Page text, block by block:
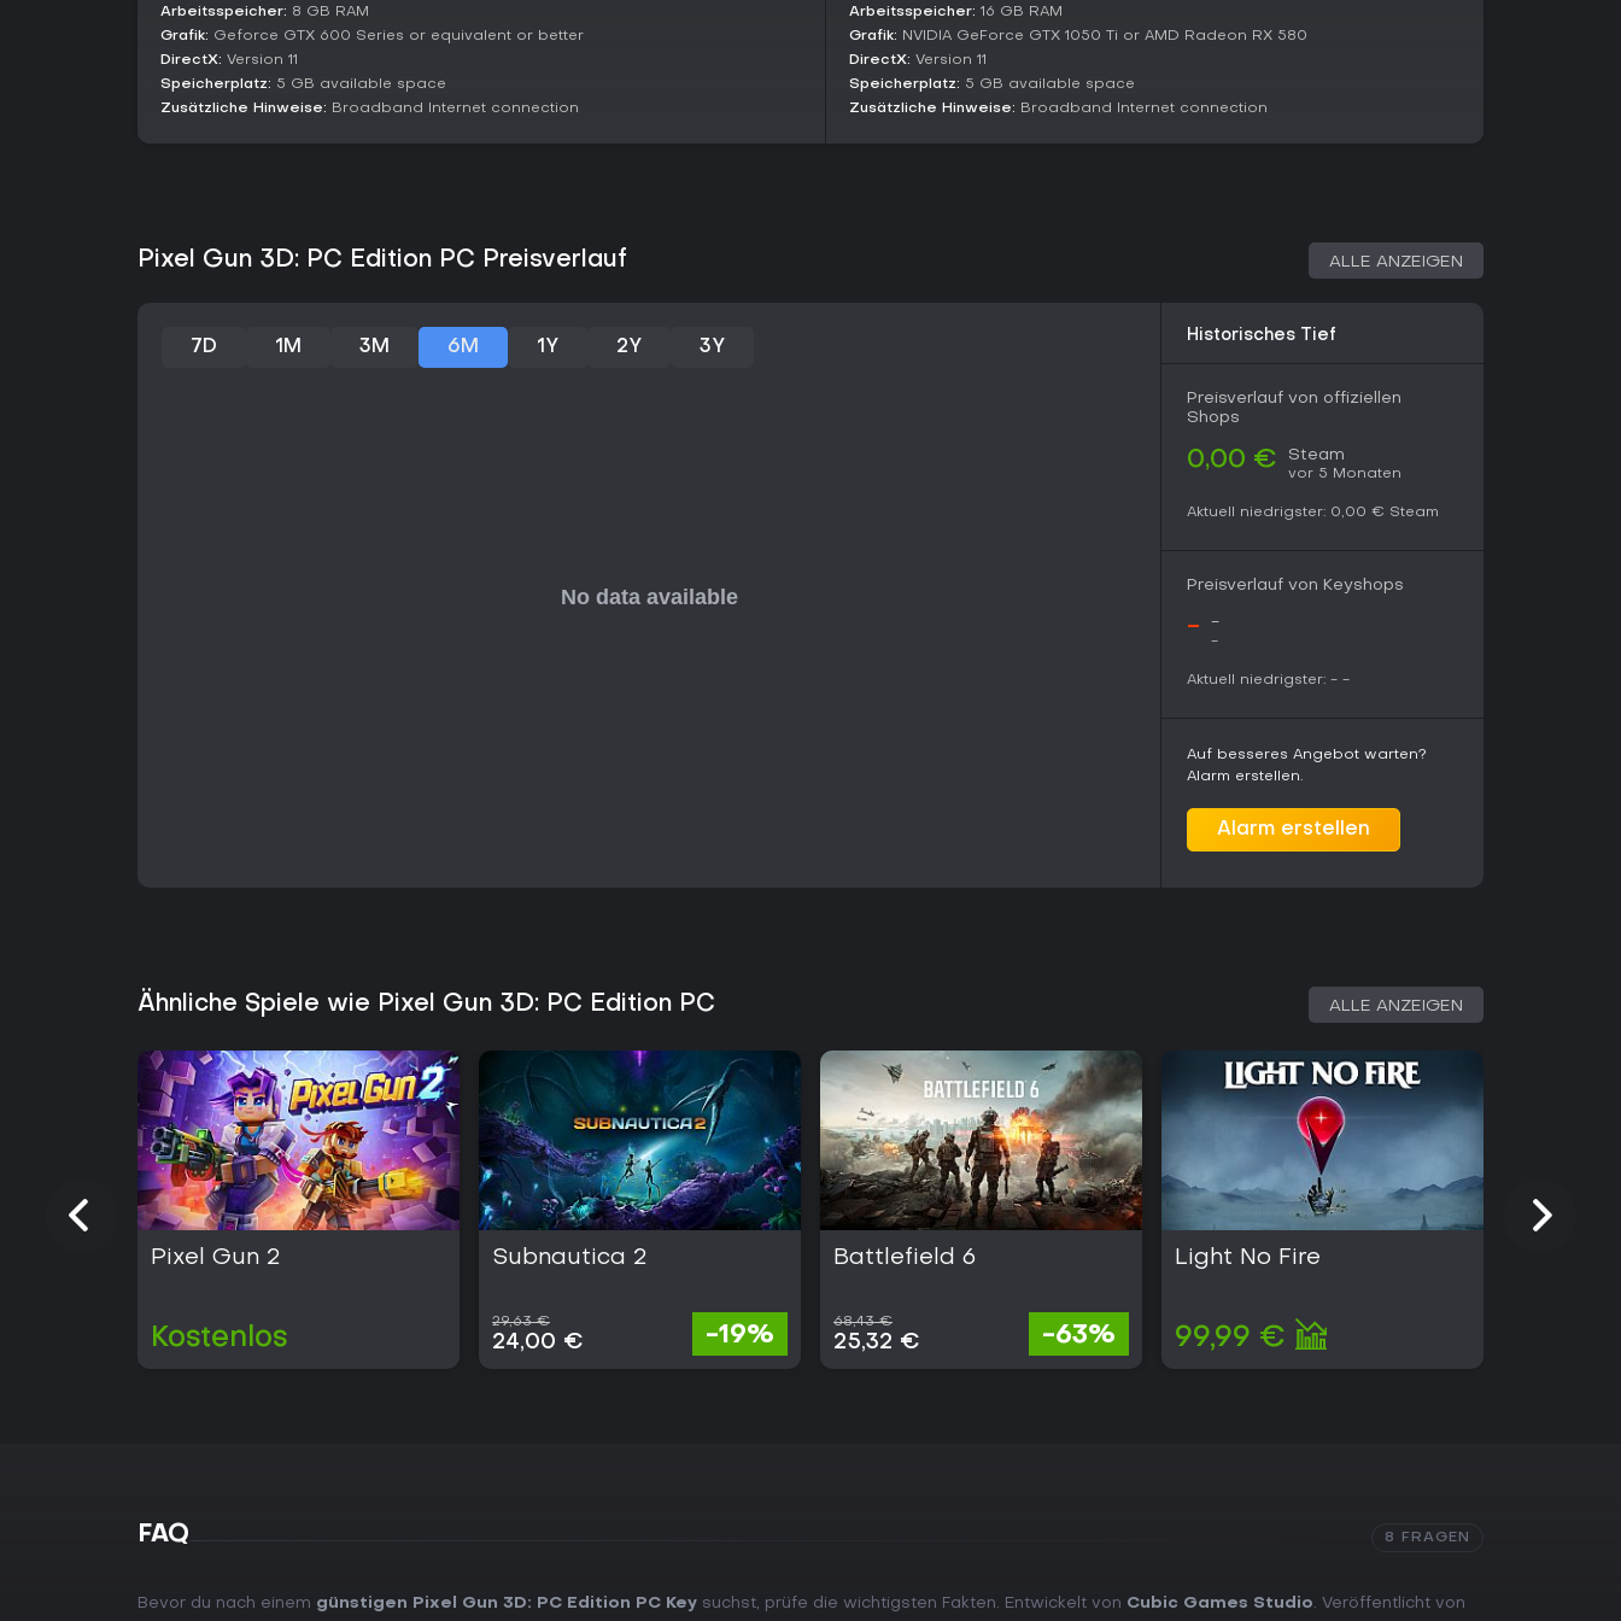
Mit 67,3 % positiven Bewertungen auf Steam von über 29.000 Nutzern eignet sich
der Titel perfekt für Fans nostalgischer Pixel-Shooter und vielfältiger Multiplayer-
Wer ausbalancierten Fortschritt und wenig Monetarisierung sucht, könnte am
Arbeitsspeicher: 8 GB RAM
Grafik: Geforce GTX 600 Series or equivalent or better
DirectX: Version 11
Speicherplatz: 5 GB available space
Zusätzliche Hinweise: Broadband Internet connection
Arbeitsspeicher: 16 GB RAM
Grafik: NVIDIA GeForce GTX 1050 Ti or AMD Radeon RX 580
DirectX: Version 11
Speicherplatz: 5 GB available space
Zusätzliche Hinweise: Broadband Internet connection
Pixel Gun 3D: PC Edition PC Preisverlauf ALLE ANZEIGEN
7D 1M 3M 6M 1Y 2Y 3Y
Historisches Tief
Preisverlauf von offiziellen
Shops
0,00 € Steam
vor 5 Monaten
Aktuell niedrigster: 0,00 € Steam
Preisverlauf von Keyshops
- -
-
Aktuell niedrigster: - -
Auf besseres Angebot warten?
Alarm erstellen.
Alarm erstellen
Ähnliche Spiele wie Pixel Gun 3D: PC Edition PC ALLE ANZEIGEN
Pixel Gun 2
Kostenlos
Subnautica 2
29,63 €
24,00 € -19%
Battlefield 6
68,43 €
25,32 € -63%
Light No Fire
99,99 €
FAQ 8 FRAGEN
Bevor du nach einem günstigen Pixel Gun 3D: PC Edition PC Key suchst, prüfe die wichtigsten Fakten. Entwickelt von Cubic Games Studio. Veröffentlicht von